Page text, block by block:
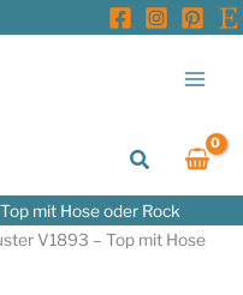
Suchen
mit Hose oder Rock
V1893 – Top mit Hose